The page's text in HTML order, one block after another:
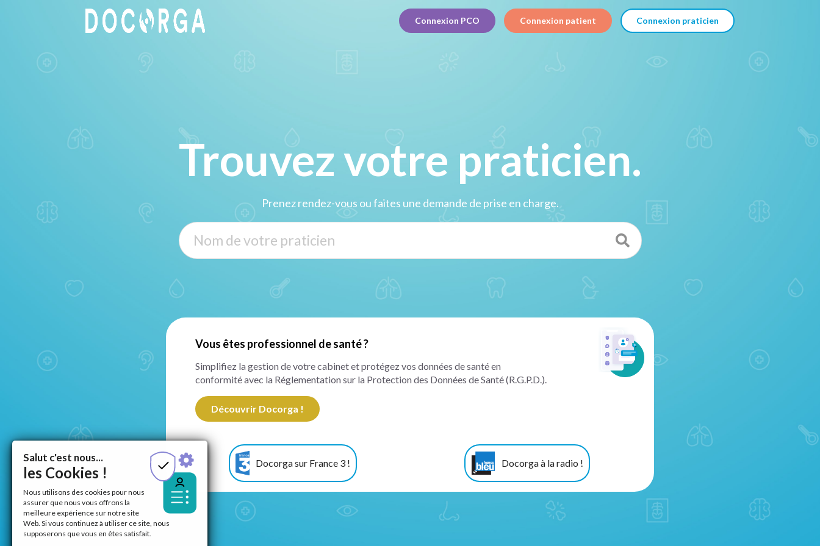
Connexion PCO Connexion patient Connexion praticien
Trouvez votre praticien.
Prenez rendez-vous ou faites une demande de prise en charge.
Vous êtes professionnel de santé ?
Simplifiez la gestion de votre cabinet et protégez vos données de santé en
conformité avec la Réglementation sur la Protection des Données de Santé (R.G.P.D.).
Découvrir Docorga !
Docorga sur France 3 ! Docorga à la radio !
Salut c'est nous...
les Cookies !
Nous utilisons des cookies pour nous
assurer que nous vous offrons la
meilleure expérience sur notre site
Web. Si vous continuez à utiliser ce site, nous
supposerons que vous en êtes satisfait.